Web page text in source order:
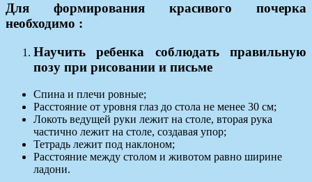
Для формирования красивого почерка
необходимо :
Научить ребенка соблюдать правильную
позу при рисовании и письме
Спина и плечи ровные;
Расстояние от уровня глаз до стола не менее 30 см;
Локоть ведущей руки лежит на столе, вторая рука
частично лежит на столе, создавая упор;
Тетрадь лежит под наклоном;
Расстояние между столом и животом равно ширине
ладони.